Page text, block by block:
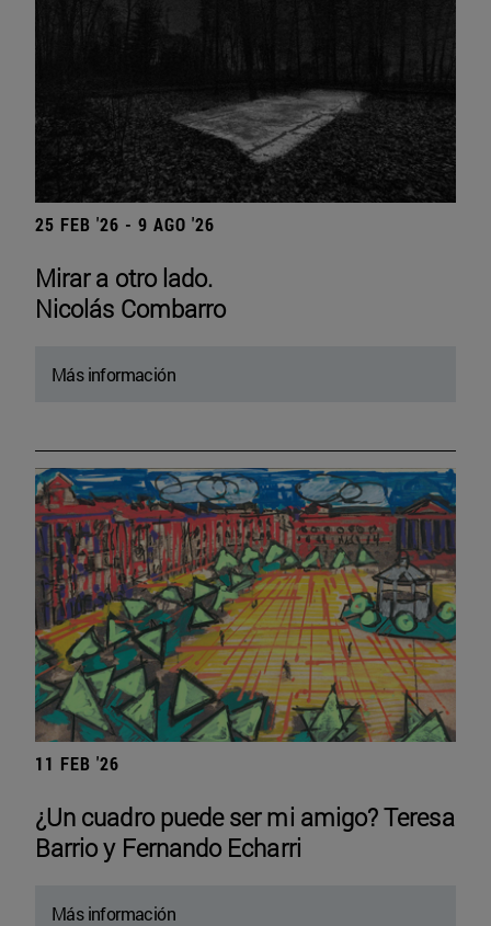
25 FEB '26 - 9 AGO '26
Mirar a otro lado.
Nicolás Combarro
Más información
11 FEB '26
¿Un cuadro puede ser mi amigo? Teresa
Barrio y Fernando Echarri
Más información